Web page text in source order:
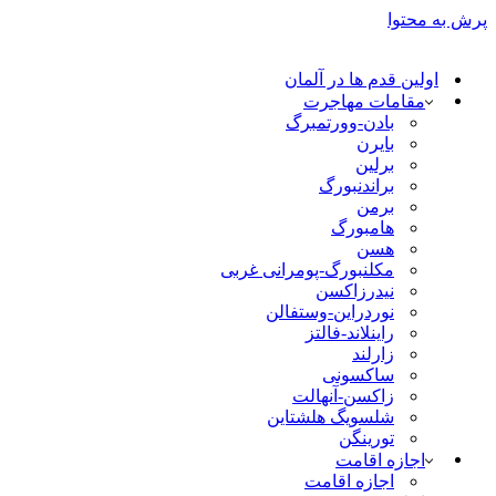
پرش به محتوا
اولین قدم ها در آلمان
مقامات مهاجرت
بادن-وورتمبرگ
بایرن
برلین
براندنبورگ
برمن
هامبورگ
هسن
مکلنبورگ-پومرانی غربی
نیدرزاکسن
نوردراین-وستفالن
راینلاند-فالتز
زارلند
ساکسونی
زاکسن-آنهالت
شلسویگ هلشتاین
تورینگن
اجازه اقامت
اجازه اقامت